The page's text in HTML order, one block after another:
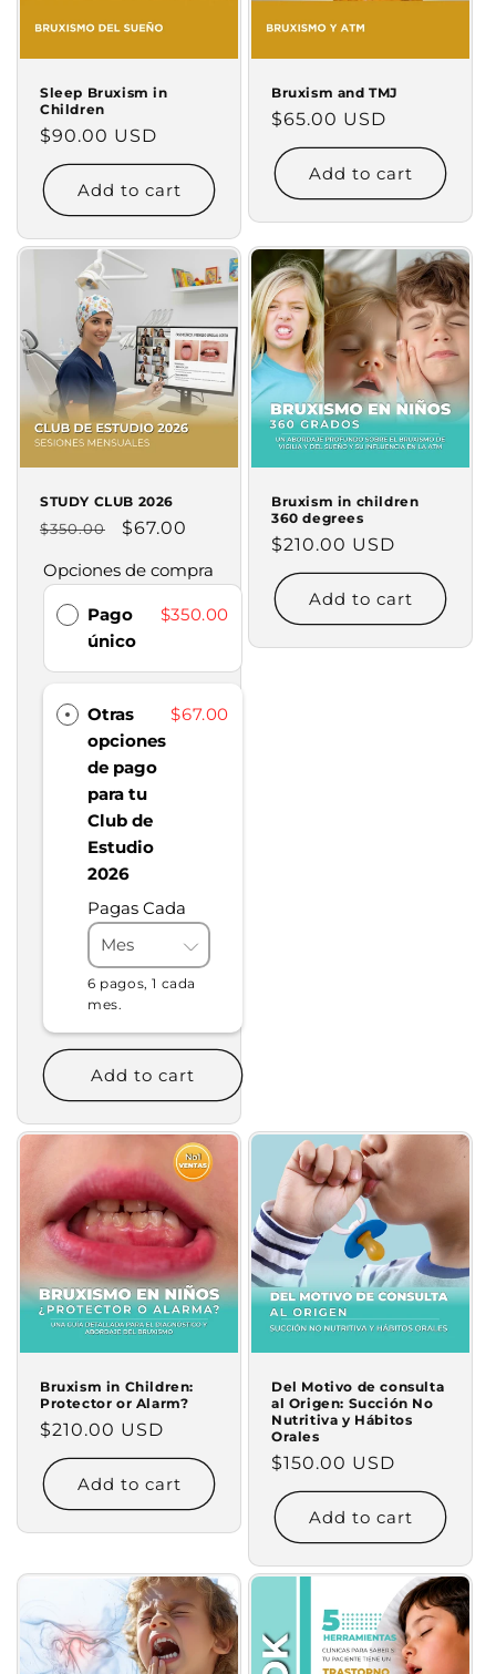
Sleep Bruxism in
Children
Regular
price
$90.00 USD
Add to cart
Bruxism and TMJ
Regular
price
$65.00 USD
Add to cart
STUDY CLUB 2026
Regular
$350.00
Sale
$67.00
Opciones de compra
Pago
único
$350.00
Otras
opciones
de pago
para tu
Club de
Estudio
2026
$67.00
Pagas Cada
6 pagos, 1 cada
mes.
Add to cart
Bruxism in children
360 degrees
Regular
price
$210.00 USD
Add to cart
Bruxism in Children:
Protector or Alarm?
Regular
price
$210.00 USD
Add to cart
Del Motivo de consulta
al Origen: Succión No
Nutritiva y Hábitos
Orales
Regular
price
$150.00 USD
Add to cart